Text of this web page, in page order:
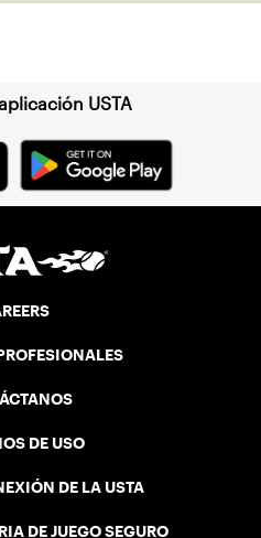
USTA
DE USO
DE LA USTA
DE JUEGO SEGURO